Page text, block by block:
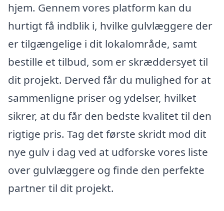
hjem. Gennem vores platform kan du
hurtigt få indblik i, hvilke gulvlæggere der
er tilgængelige i dit lokalområde, samt
bestille et tilbud, som er skræddersyet til
dit projekt. Derved får du mulighed for at
sammenligne priser og ydelser, hvilket
sikrer, at du får den bedste kvalitet til den
rigtige pris. Tag det første skridt mod dit
nye gulv i dag ved at udforske vores liste
over gulvlæggere og finde den perfekte
partner til dit projekt.